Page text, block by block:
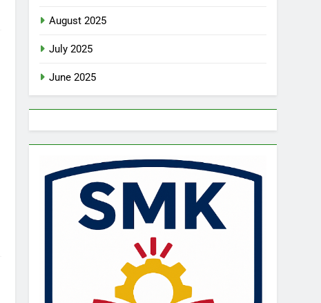
August 2025
July 2025
June 2025